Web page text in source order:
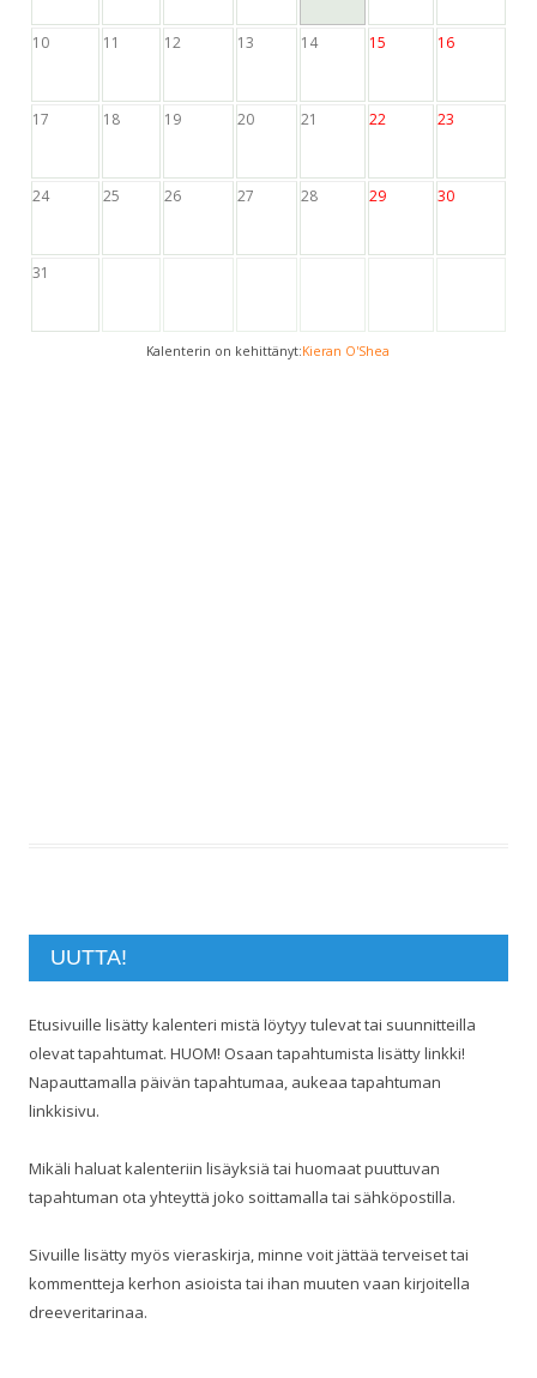
10 11 12 13 14 15 16
17 18 19 20 21 22 23
24 25 26 27 28 29 30
31
Kalenterin on kehittänyt:Kieran O'Shea
UUTTA!
Etusivuille lisätty kalenteri mistä löytyy tulevat tai suunnitteilla
olevat tapahtumat. HUOM! Osaan tapahtumista lisätty linkki!
Napauttamalla päivän tapahtumaa, aukeaa tapahtuman
linkkisivu.
Mikäli haluat kalenteriin lisäyksiä tai huomaat puuttuvan
tapahtuman ota yhteyttä joko soittamalla tai sähköpostilla.
Sivuille lisätty myös vieraskirja, minne voit jättää terveiset tai
kommentteja kerhon asioista tai ihan muuten vaan kirjoitella
dreeveritarinaa.